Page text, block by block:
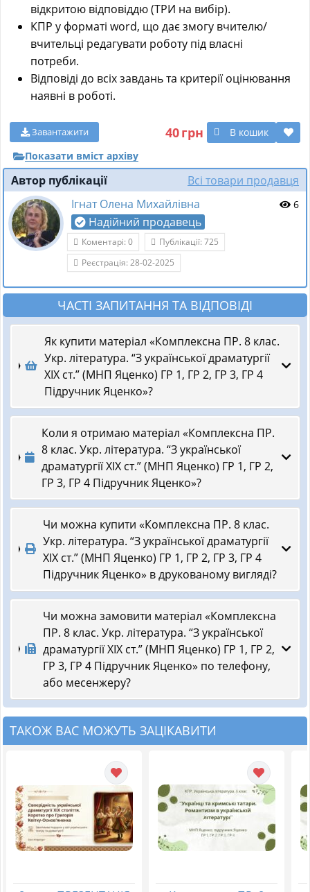
відкритою відповіддю (ТРИ на вибір).
КПР у форматі word, що дає змогу вчителю/
вчительці редагувати роботу під власні
потреби.
Відповіді до всіх завдань та критерії оцінювання
наявні в роботі.
40грн В кошик
Завантажити
Показати вміст архіву
Автор публікації
Всі товари продавця
Ігнат Олена Михайлівна
Надійний продавець
6
Коментарі: 0
Публікації: 725
Реєстрація: 28-02-2025
ЧАСТІ ЗАПИТАННЯ ТА ВІДПОВІДІ
Як купити матеріал «Комплексна ПР. 8 клас.
Укр. література. “З української драматургії
ХІХ ст.” (МНП Яценко) ГР 1, ГР 2, ГР 3, ГР 4
Підручник Яценко»?
Коли я отримаю матеріал «Комплексна ПР.
8 клас. Укр. література. “З української
драматургії ХІХ ст.” (МНП Яценко) ГР 1, ГР 2,
ГР 3, ГР 4 Підручник Яценко»?
Чи можна купити «Комплексна ПР. 8 клас.
Укр. література. “З української драматургії
ХІХ ст.” (МНП Яценко) ГР 1, ГР 2, ГР 3, ГР 4
Підручник Яценко» в друкованому вигляді?
Чи можна замовити матеріал «Комплексна
ПР. 8 клас. Укр. література. “З української
драматургії ХІХ ст.” (МНП Яценко) ГР 1, ГР 2,
ГР 3, ГР 4 Підручник Яценко» по телефону,
або месенжеру?
ТАКОЖ ВАС МОЖУТЬ ЗАЦІКАВИТИ